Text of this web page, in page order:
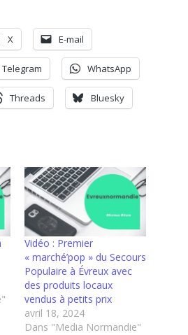
X E-mail
Telegram WhatsApp
Threads Bluesky
Vidéo : Premier
« marché’pop » du Secours
Populaire à Évreux avec
des produits locaux
vendus à petits prix
avril 18, 2024
Dans "Media Normandie"